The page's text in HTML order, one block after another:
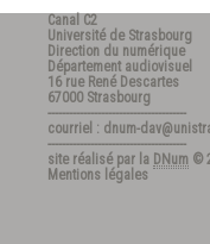
Canal C2
Université de Strasbourg
Direction du numérique
Département audiovisuel
16 rue René Descartes
67000 Strasbourg
---------------------------------------
courriel : dnum-
---------------------------------------
site réalisé par la DNum ©
Mentions légales